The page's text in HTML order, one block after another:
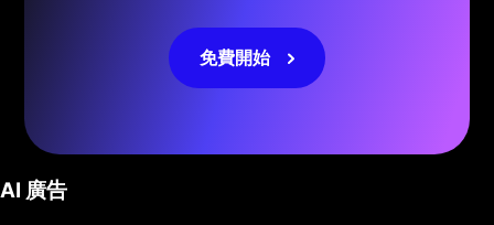
免費開始
AI 廣告